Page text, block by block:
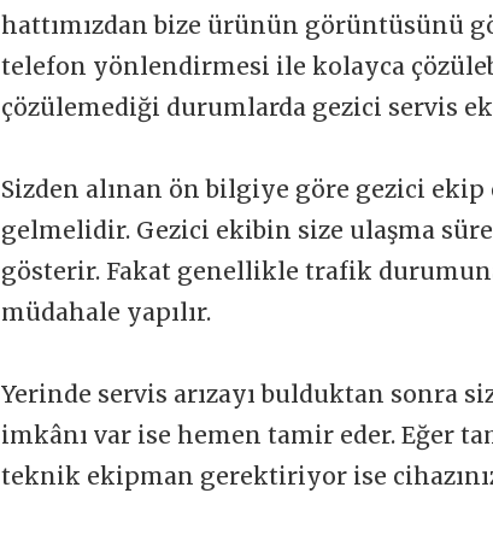
hattımızdan bize ürünün görüntüsünü
telefon yönlendirmesi ile kolayca
çözülemediği durumlarda gezici servis
Sizden alınan ön bilgiye göre gezici
gelmelidir. Gezici ekibin size ulaşma
gösterir. Fakat genellikle trafik
müdahale yapılır.
Yerinde servis arızayı bulduktan sonra
imkânı var ise hemen tamir eder. Eğer
teknik ekipman gerektiriyor ise